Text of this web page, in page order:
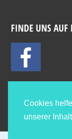
Cookies
unserer
FINDE UNS AUF